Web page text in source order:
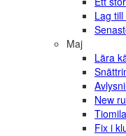
Lag
Maj
Lära
New
Fix i